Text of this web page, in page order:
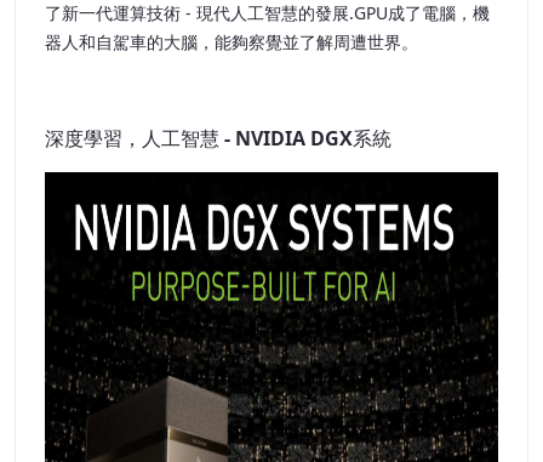
了新一代運算技術 - 現代人工智慧的發展.GPU成了電腦，機
器人和自駕車的大腦，能夠察覺並了解周遭世界。
深度學習，人工智慧 - NVIDIA DGX系統